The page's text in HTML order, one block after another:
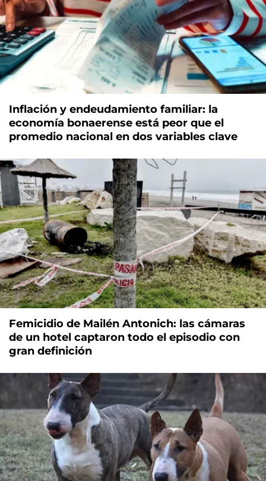
Inflación y endeudamiento familiar: la
economía bonaerense está peor que el
promedio nacional en dos variables clave
Femicidio de Mailén Antonich: las cámaras
de un hotel captaron todo el episodio con
gran definición